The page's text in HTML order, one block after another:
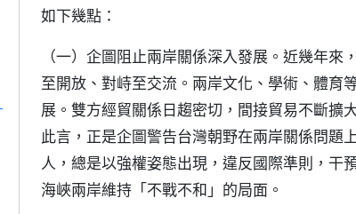
如下幾點：
（一）企圖阻止兩岸關係深入發展。近幾年
至開放、對峙至交流。兩岸文化、學術、體育
展。雙方經貿關係日趨密切，間接貿易不斷擴
此言，正是企圖警告台灣朝野在兩岸關係問題
人，總是以強權姿態出現，違反國際準則，干
海峽兩岸維持「不戰不和」的局面。